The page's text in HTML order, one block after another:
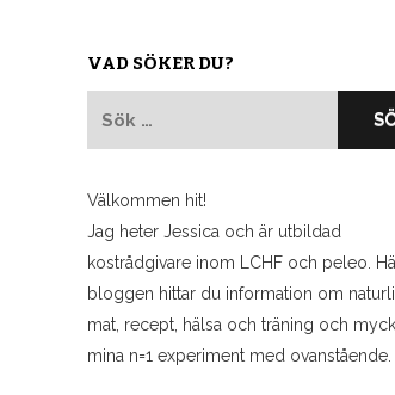
VAD SÖKER DU?
Välkommen hit!
Jag heter Jessica och är utbildad
kostrådgivare inom LCHF och peleo.
bloggen hittar du information om
mat, recept, hälsa och träning och
mina n=1 experiment med ovanstående.